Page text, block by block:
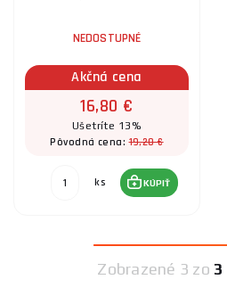
NEDOSTUPNÉ
Akčná cena
16,80 €
Ušetríte 13%
Pôvodná cena:19,20 €
ks KÚPIŤ
Zobrazené 3 zo 3